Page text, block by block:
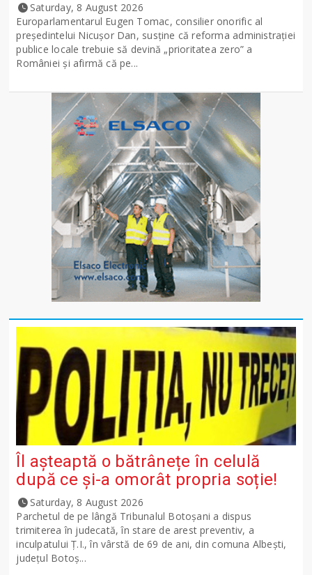
Saturday, 8 August 2026
Europarlamentarul Eugen Tomac, consilier onorific al
președintelui Nicușor Dan, susține că reforma administrației
publice locale trebuie să devină „prioritatea zero” a
României și afirmă că pe...
Îl așteaptă o bătrânețe în celulă
după ce și-a omorât propria soție!
Saturday, 8 August 2026
Parchetul de pe lângă Tribunalul Botoşani a dispus
trimiterea în judecată, în stare de arest preventiv, a
inculpatului Ț.I., în vârstă de 69 de ani, din comuna Albești,
județul Botoș...